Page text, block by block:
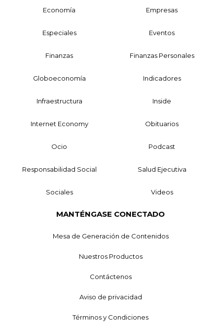
Economía Empresas
Especiales Eventos
Finanzas Finanzas Personales
Globoeconomía Indicadores
Infraestructura Inside
Internet Economy Obituarios
Ocio Podcast
Responsabilidad Social Salud Ejecutiva
Sociales Videos
MANTÉNGASE CONECTADO
Mesa de Generación de Contenidos
Nuestros Productos
Contáctenos
Aviso de privacidad
Términos y Condiciones